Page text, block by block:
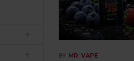
BY MR. VAPE